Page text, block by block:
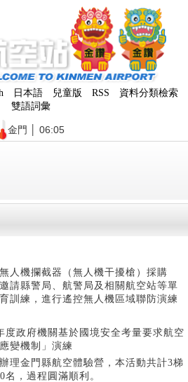
日本語 兒童版 RSS
資料分類檢索
雙語詞彙
金門 06:05
人機攔截器（無人機干擾槍）採購
請縣警局、航警局及相關航空站等單
訓練，進行遙控無人機區域聯防演練
度政府機關基於國境安全考量要求航空
變機制」演練
理金門縣航空體驗營，本活動共計3梯
名，過程圓滿順利。